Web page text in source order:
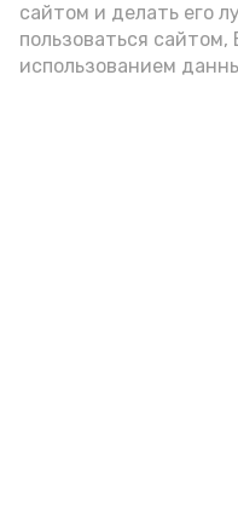
сайтом и делать его
пользоваться сайтом,
использованием